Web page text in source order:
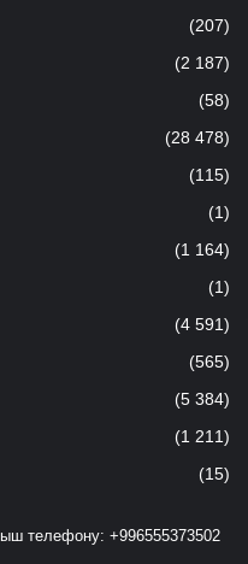
(207)
(2 187)
(58)
(28 478)
(115)
(1)
(1 164)
(1)
(4 591)
(565)
(5 384)
(1 211)
(15)
телефону: +996555373502